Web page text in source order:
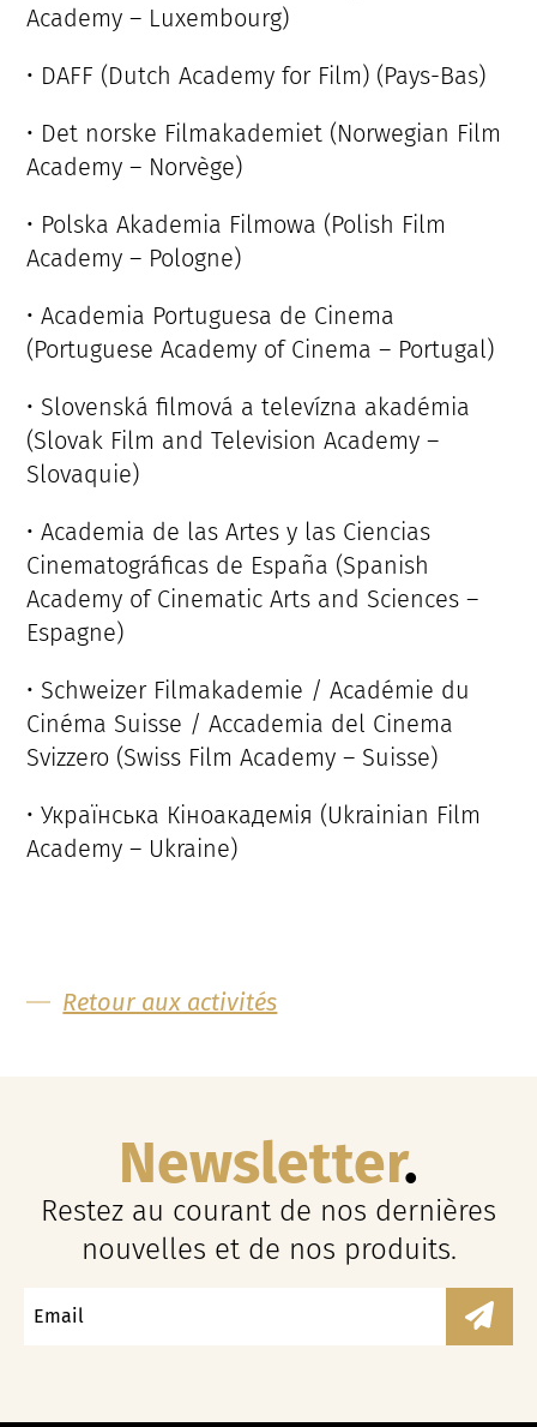
Academy – Luxembourg)
• DAFF (Dutch Academy for Film) (Pays-Bas)
• Det norske Filmakademiet (Norwegian Film
Academy – Norvège)
• Polska Akademia Filmowa (Polish Film
Academy – Pologne)
• Academia Portuguesa de Cinema
(Portuguese Academy of Cinema – Portugal)
• Slovenská filmová a televízna akadémia
(Slovak Film and Television Academy –
Slovaquie)
• Academia de las Artes y las Ciencias
Cinematográficas de España (Spanish
Academy of Cinematic Arts and Sciences –
Espagne)
• Schweizer Filmakademie / Académie du
Cinéma Suisse / Accademia del Cinema
Svizzero (Swiss Film Academy – Suisse)
• Українська Кіноакадемія (Ukrainian Film
Academy – Ukraine)
Retour aux activités
Newsletter
Restez au courant de nos dernières
nouvelles et de nos produits.